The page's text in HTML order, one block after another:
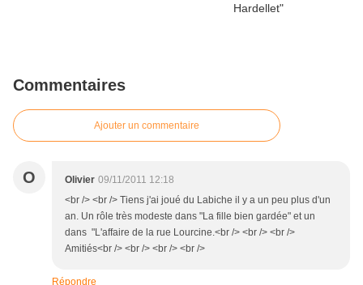
Commentaires
Ajouter un commentaire
O Olivier 09/11/2011 12:18
<br /> <br /> Tiens j'ai joué du Labiche il y a un peu plus d'un
an. Un rôle très modeste dans "La fille bien gardée" et un
dans "L'affaire de la rue Lourcine.<br /> <br /> <br />
Amitiés<br /> <br /> <br /> <br />
Répondre